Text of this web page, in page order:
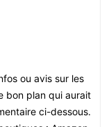
ou avis sur les
bon plan qui aurait
ci-dessous.